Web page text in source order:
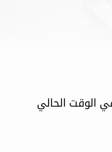
الوقت الحالي